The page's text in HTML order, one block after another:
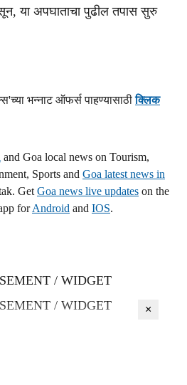
या अपघाताचा पुढील तपास सुरु
भन्नाट ऑफर्स पाहण्यासाठीक्लिक
and Goa local news on Tourism,
Sports and Goa latest news in
Get Goa news live updates on the
forAndroid and IOS.
/ WIDGET
/ WIDGET
×